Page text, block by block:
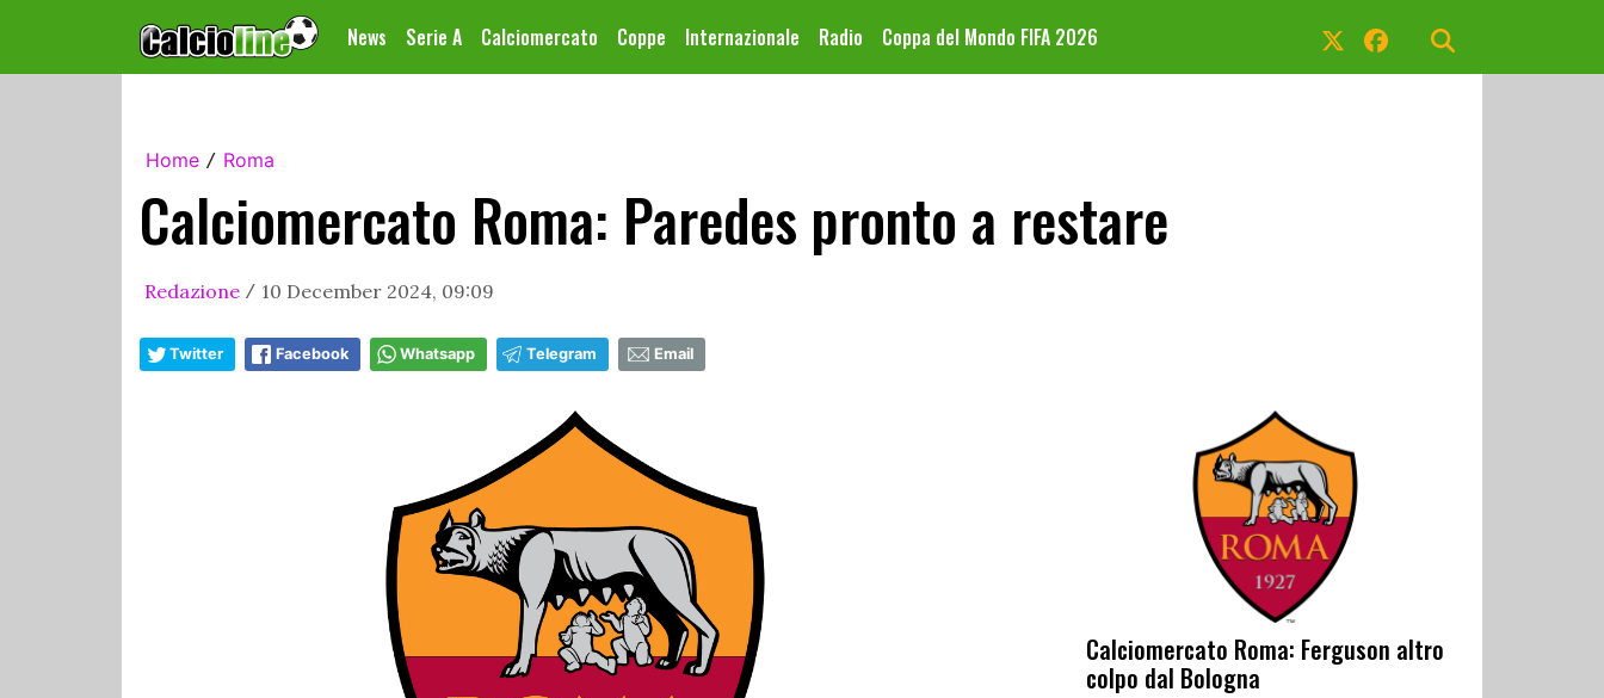
News Serie A Calciomercato Coppe Internazionale Radio Coppa del Mondo FIFA 2026
Home / Roma
Calciomercato Roma: Paredes pronto a restare
Redazione / 10 December 2024, 09:09
Twitter Facebook Whatsapp Telegram Email
Calciomercato Roma: Ferguson altro
colpo dal Bologna